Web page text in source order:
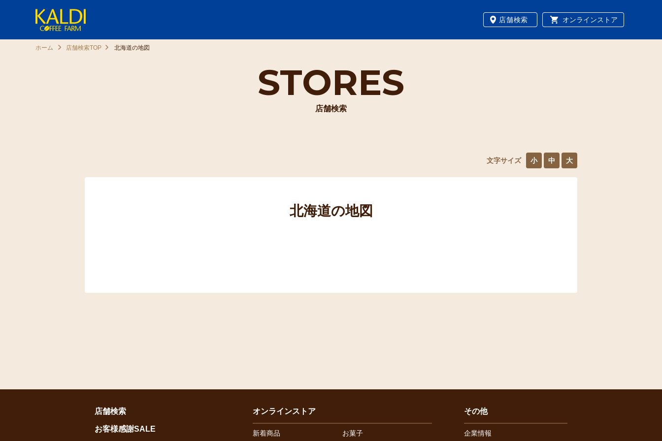
店舗検索 オンラインストア
STORES
店舗検索
ホーム 店舗検索TOP 北海道の地図
文字サイズ 小 中 大
北海道の地図
店舗検索
お客様感謝SALE
オンラインストア
新着商品 お菓子
その他
企業情報